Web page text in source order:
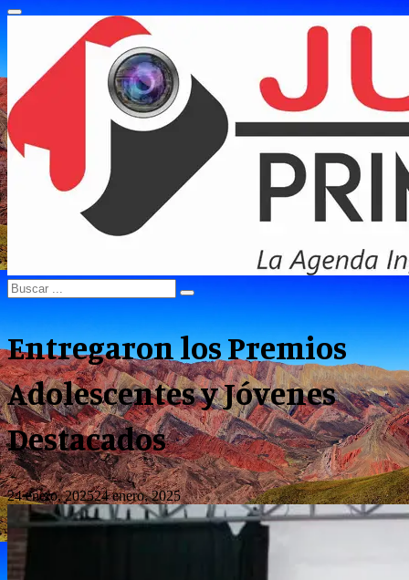
Primary
Search
for:
Search
Entregaron los Premios
Adolescentes y Jóvenes
Destacados
24 enero, 202524 enero, 2025